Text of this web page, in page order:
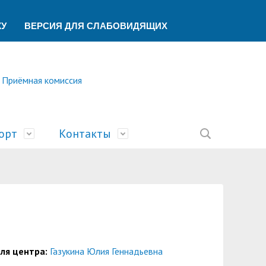
ВЕРСИЯ ДЛЯ СЛАБОВИДЯЩИХ
Приёмная комиссия
и финансового контроля
учебного процесса
образования
центр
и университеты»
Контакты
центра: Газукина Юлия Геннадьевна